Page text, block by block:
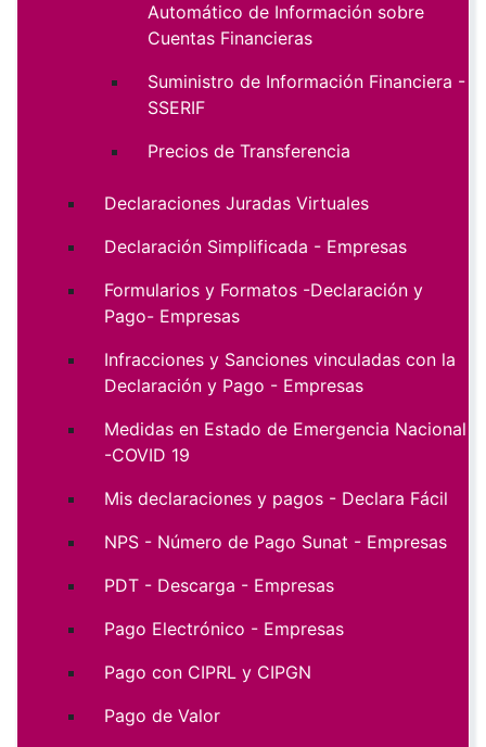
Automático de Información sobre
Cuentas Financieras
Suministro de Información Financiera -
SSERIF
Precios de Transferencia
Declaraciones Juradas Virtuales
Declaración Simplificada - Empresas
Formularios y Formatos -Declaración y
Pago- Empresas
Infracciones y Sanciones vinculadas con la
Declaración y Pago - Empresas
Medidas en Estado de Emergencia Nacional
-COVID 19
Mis declaraciones y pagos - Declara Fácil
NPS - Número de Pago Sunat - Empresas
PDT - Descarga - Empresas
Pago Electrónico - Empresas
Pago con CIPRL y CIPGN
Pago de Valor